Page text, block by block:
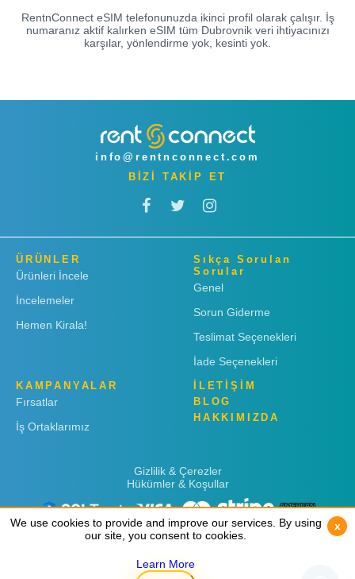
RentnConnect eSIM telefonunuzda ikinci profil olarak çalışır. İş
numaranız aktif kalırken eSIM tüm Dubrovnik veri ihtiyacınızı
karşılar, yönlendirme yok, kesinti yok.
info@rentnconnect.com
BİZİ TAKİP ET
ÜRÜNLER
Ürünleri İncele
İncelemeler
Hemen Kirala!
Sıkça Sorulan
Sorular
Genel
Sorun Giderme
Teslimat Seçenekleri
İade Seçenekleri
KAMPANYALAR
Fırsatlar
İş Ortaklarımız
İLETİŞİM
BLOG
HAKKIMIZDA
Gizlilik & Çerezler
Hükümler & Koşullar
We use cookies to provide and improve our services. By using
our site, you consent to cookies.
Learn More
x
We use cookies to provide and improve our services. By using
our site, you consent to cookies.
Learn More
x